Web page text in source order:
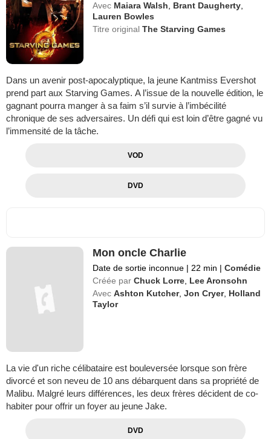
Avec Maiara Walsh Brant Daugherty
Lauren Bowles
Titre originalThe Starving Games
Dans un avenir post-apocalyptique, la jeune Kantmiss Evershot
prend part aux Starving Games. A l’issue de la nouvelle édition, le
gagnant pourra manger à sa faim s’il survie à l’imbécilité
chronique de ses adversaires. Un défi qui est loin d’être gagné vu
l’immensité de la tâche.
VOD
DVD
Mon oncle Charlie
Date de sortie inconnue | 22 min | Comédie
Créée par Chuck Lorre Lee Aronsohn
Avec Ashton Kutcher,Jon Cryer, Holland
Taylor
La vie d'un riche célibataire est bouleversée lorsque son frère
divorcé et son neveu de 10 ans débarquent dans sa propriété de
Malibu. Malgré leurs différences, les deux frères décident de co-
habiter pour offrir un foyer au jeune Jake.
DVD